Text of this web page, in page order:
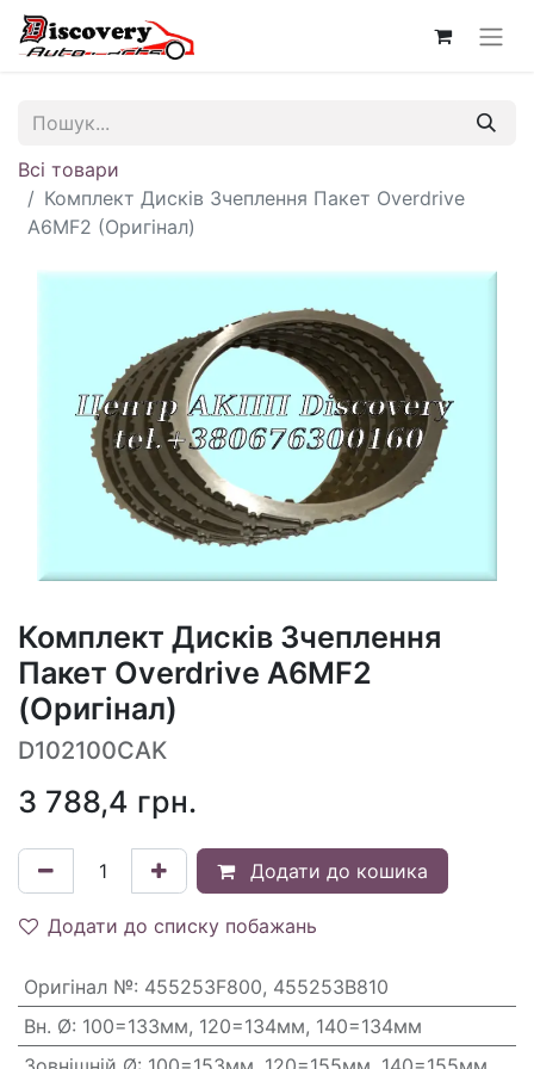
Всі товари
Комплект Дисків Зчеплення Пакет Overdrive
A6MF2 (Оригінал)
Комплект Дисків Зчеплення
Пакет Overdrive A6MF2
(Оригінал)
D102100CAK
3 788,4 грн.
Додати до кошика
Додати до списку побажань
Оригінал №: 455253F800, 455253B810
Вн. Ø: 100=133мм, 120=134мм, 140=134мм